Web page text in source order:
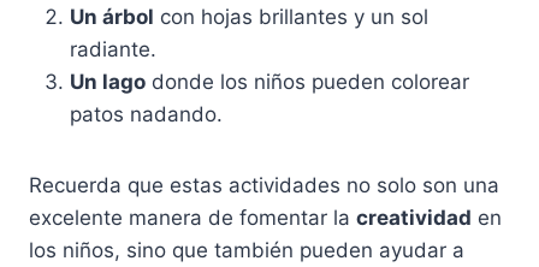
Un árbol con hojas brillantes y un sol
radiante.
Un lago donde los niños pueden colorear
patos nadando.
Recuerda que estas actividades no solo son una
excelente manera de fomentar la creatividad en
los niños, sino que también pueden ayudar a